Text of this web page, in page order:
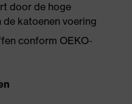
door de hoge
katoenen voering
conform OEKO-